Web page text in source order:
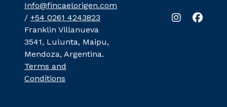
Info@fincaelorigen.com
/ +54 0261 4243823
Franklin Villanueva
3541, Lulunta, Maipu,
Mendoza, Argentina.
Terms and
Conditions